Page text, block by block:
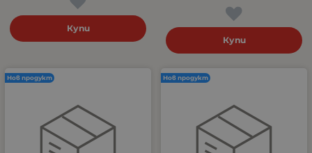
Купи
Купи
Нов продукт Нов продукт